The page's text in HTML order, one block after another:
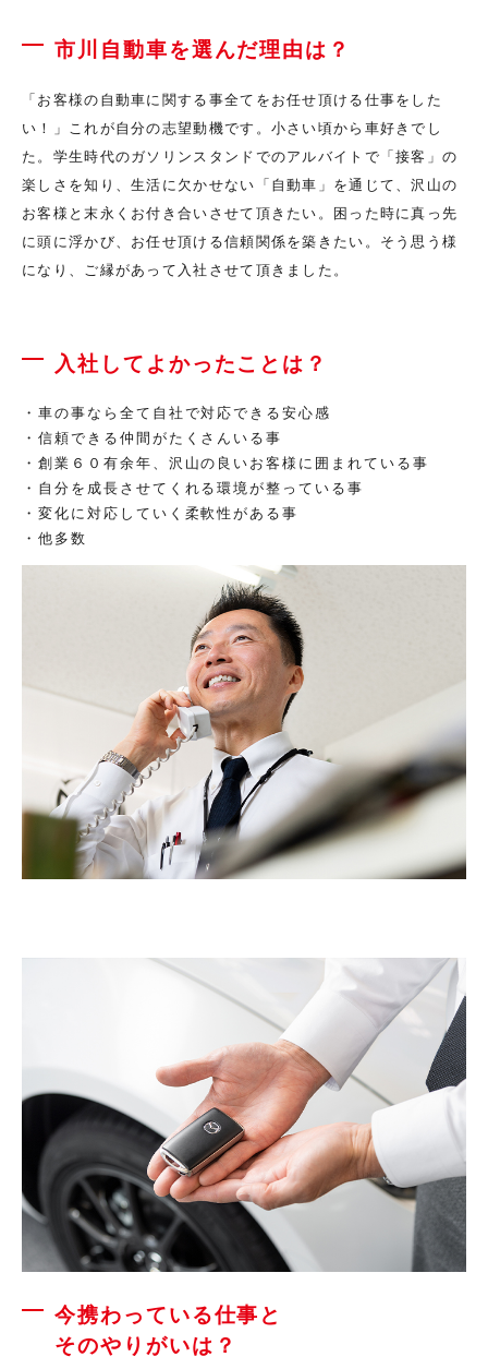
市川自動車を選んだ理由は？
「お客様の自動車に関する事全てをお任せ頂ける仕事をした
い！」これが自分の志望動機です。小さい頃から車好きでし
た。学生時代のガソリンスタンドでのアルバイトで「接客」の
楽しさを知り、生活に欠かせない「自動車」を通じて、沢山の
お客様と末永くお付き合いさせて頂きたい。困った時に真っ先
に頭に浮かび、お任せ頂ける信頼関係を築きたい。そう思う様
になり、ご縁があって入社させて頂きました。
入社してよかったことは？
車の事なら全て自社で対応できる安心感
信頼できる仲間がたくさんいる事
創業６０有余年、沢山の良いお客様に囲まれている事
自分を成長させてくれる環境が整っている事
変化に対応していく柔軟性がある事
他多数
今携わっている仕事と
そのやりがいは？